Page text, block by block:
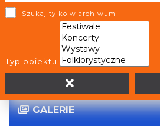
Szukaj tylko w archiwum
Typ obiektu
PANORAMY
WYDARZENIA
AKTUALNOŚCI
GALERIE